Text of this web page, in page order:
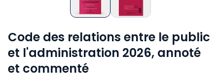
Code des relations entre le public
et l'administration 2026, annoté
et commenté